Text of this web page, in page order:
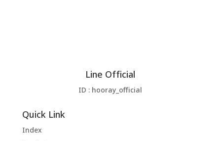
Line Official
ID : hooray_official
Quick Link
Index